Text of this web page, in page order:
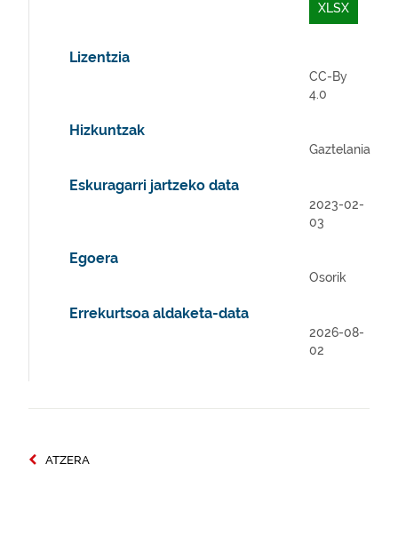
XLSX
Lizentzia
CC-By
4.0
Hizkuntzak
Gaztelania
Eskuragarri jartzeko data
2023-02-
03
Egoera
Osorik
Errekurtsoa aldaketa-data
2026-08-
02
ATZERA